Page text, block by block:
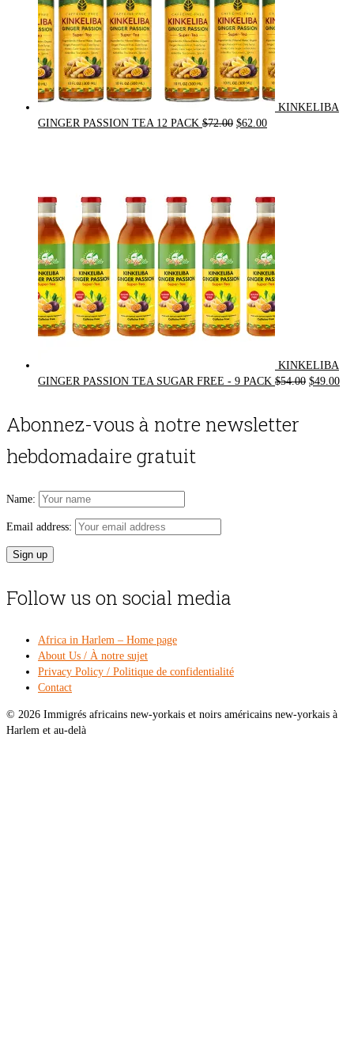
KINKELIBA
GINGER PASSION TEA 12 PACK $72.00 Original
$62.00Current
KINKELIBA
GINGER PASSION TEA SUGAR FREE - 9 PACK $54.00 Original
$49.00
Abonnez-vous à notre newsletter
hebdomadaire gratuit
Name:
Email address:
Follow us on social media
Africa in Harlem – Home page
About Us / À notre sujet
Privacy Policy / Politique de confidentialité
Contact
© 2026 Immigrés africains new-yorkais et noirs américains new-yorkais à
Harlem et au-delà